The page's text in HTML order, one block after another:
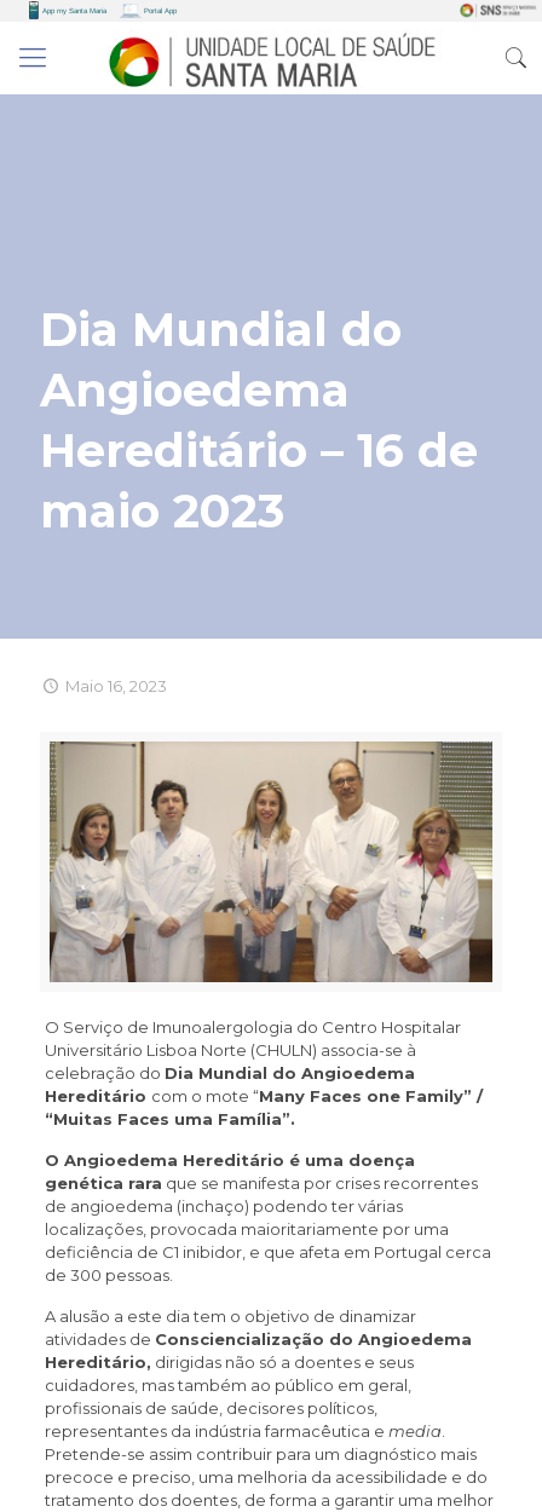
Dia Mundial do
Angioedema
Hereditário – 16 de
maio 2023
Maio 16, 2023
O Serviço de Imunoalergologia do Centro Hospitalar
Universitário Lisboa Norte (CHULN) associa-se à
celebração do Dia Mundial do Angioedema
Hereditário com o mote “Many Faces one Family” /
“Muitas Faces uma Família”.
O Angioedema Hereditário é uma doença
genética rara que se manifesta por crises recorrentes
de angioedema (inchaço) podendo ter várias
localizações, provocada maioritariamente por uma
deficiência de C1 inibidor, e que afeta em Portugal cerca
de 300 pessoas.
A alusão a este dia tem o objetivo de dinamizar
atividades de Consciencialização do Angioedema
Hereditário, dirigidas não só a doentes e seus
cuidadores, mas também ao público em geral,
profissionais de saúde, decisores políticos,
representantes da indústria farmacêutica e media.
Pretende-se assim contribuir para um diagnóstico mais
precoce e preciso, uma melhoria da acessibilidade e do
tratamento dos doentes, de forma a garantir uma melhor